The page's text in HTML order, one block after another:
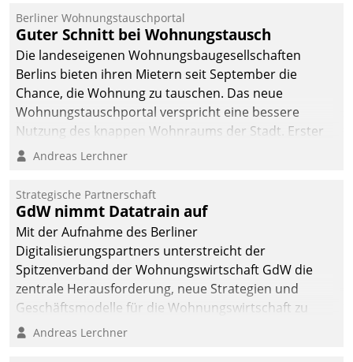
Berliner Wohnungstauschportal
Guter Schnitt bei Wohnungstausch
Die landeseigenen Wohnungsbaugesellschaften
Berlins bieten ihren Mietern seit September die
Chance, die Wohnung zu tauschen. Das neue
Wohnungstauschportal verspricht eine bessere
Nutzung des knappen Wohnraums der Stadt. Erster
Anwendungsfall für Datatrains Lösung API-Hub mit
Unternehmen.
Andreas Lerchner
Strategische Partnerschaft
GdW nimmt Datatrain auf
Mit der Aufnahme des Berliner
Digitalisierungspartners unterstreicht der
Spitzenverband der Wohnungswirtschaft GdW die
zentrale Herausforderung, neue Strategien und
Geschäftsmodelle für die Wohnungswirtschaft zu
entwickeln.
Andreas Lerchner